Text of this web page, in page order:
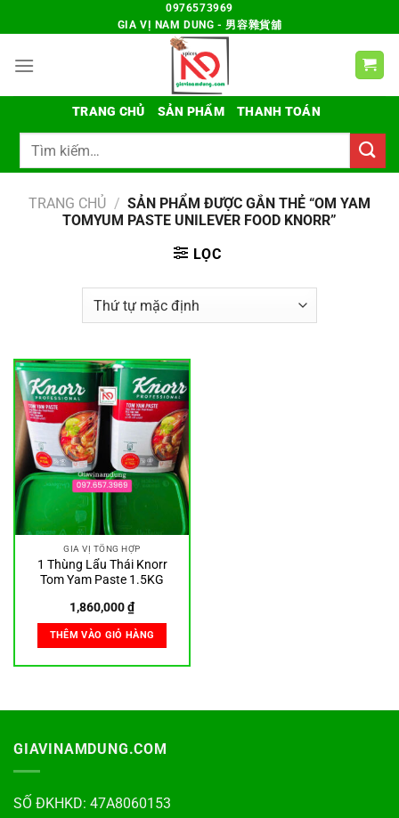
đến
dung
0976573969
GIA VỊ NAM DUNG - 男容雜貨舖
TRANG CHỦ SẢN PHẨM
THANH TOÁN
Tìm
TRANG CHỦ / SẢN PHẨM ĐƯỢC GẮN THẺ “OM YAM
TOMYUM PASTE UNILEVER FOOD KNORR”
LỌC
GIA VỊ TỔNG HỢP
1 Thùng Lẩu Thái Knorr
Tom Yam Paste 1.5KG
1,860,000₫
THÊM VÀO GIỎ HÀNG
GIAVINAMDUNG.COM
SỐ ĐKHKD: 47A8060153